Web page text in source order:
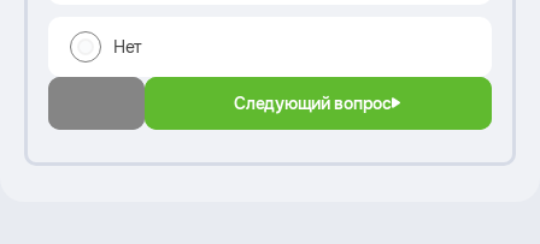
Нет
Следующий вопрос